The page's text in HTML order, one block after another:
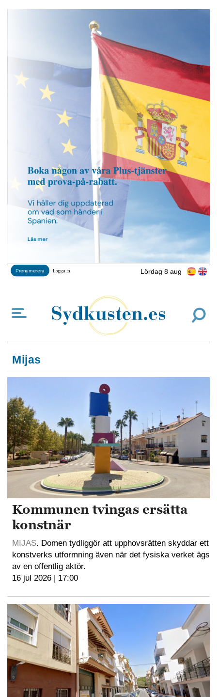
Lördag 8 aug
Prenumerera Logga in
Mijas
Kommunen tvingas ersätta
konstnär
MIJAS. Domen tydliggör att upphovsrätten skyddar ett
konstverks utformning även när det fysiska verket ägs
av en offentlig aktör.
16 jul 2026 | 17:00